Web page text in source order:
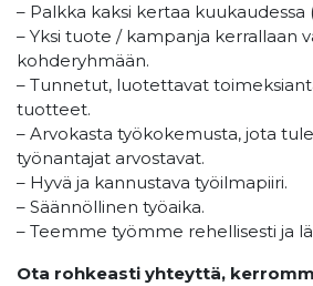
– Palkka kaksi kertaa kuukaudessa
– Yksi tuote / kampanja kerrallaan
kohderyhmään.
– Tunnetut, luotettavat
tuotteet.
– Arvokasta työkokemusta, jota
työnantajat arvostavat.
– Hyvä ja kannustava työilmapiiri.
– Säännöllinen työaika.
– Teemme työmme rehellisesti ja
Ota rohkeasti yhteyttä,